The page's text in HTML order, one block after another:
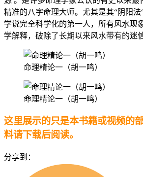
精准的八字命理大师。尤其是其“阴阳
学说完全科学化的第一人，所有风水现
学解释，破除了长期以来风水带有的迷
命理精论一（胡一鸣）
命理精论一（胡一鸣）
这里展示的只是本书籍或视频的
料请下载后阅读。
分享到：